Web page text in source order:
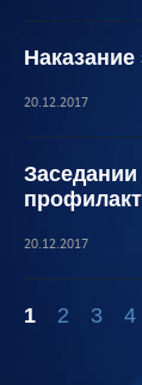
20.12.2017
20.12.2017
1 2 3 4